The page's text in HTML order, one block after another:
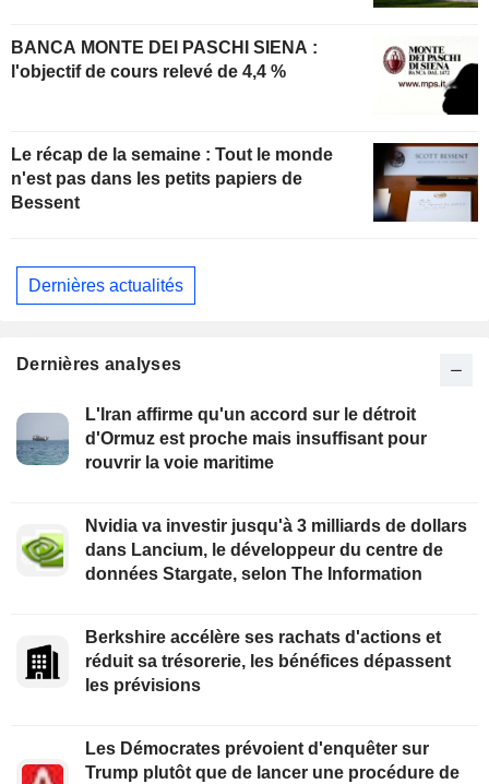
BANCA MONTE DEI PASCHI SIENA :
l'objectif de cours relevé de 4,4 %
Le récap de la semaine : Tout le monde
n'est pas dans les petits papiers de
Bessent
Dernières actualités
Dernières analyses
L'Iran affirme qu'un accord sur le détroit
d'Ormuz est proche mais insuffisant pour
rouvrir la voie maritime
Nvidia va investir jusqu'à 3 milliards de dollars
dans Lancium, le développeur du centre de
données Stargate, selon The Information
Berkshire accélère ses rachats d'actions et
réduit sa trésorerie, les bénéfices dépassent
les prévisions
Les Démocrates prévoient d'enquêter sur
Trump plutôt que de lancer une procédure de